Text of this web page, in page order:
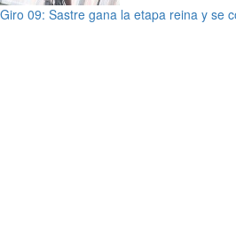
Giro 09: Sastre gana la etapa reina y se